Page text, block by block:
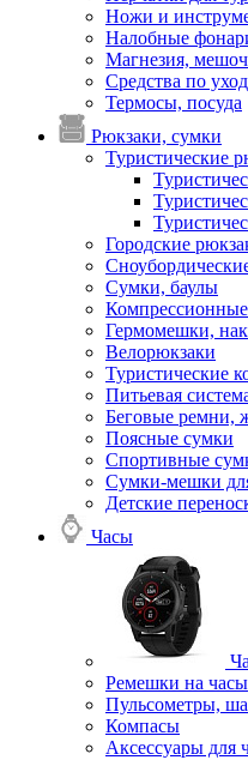
Ножи и
Налобные
Магнезия,
Средства по
Термосы, посуда
Рюкзаки, сумки
Туристические
Городские
Сумки, баулы
Гермомешки,
Велорюкзаки
Туристические
Питьевая
Беговые ремни,
Поясные сумки
Спортивные
Сумки-мешки
Детские
Часы
Ремешки на часы
Пульсометры,
Компасы
Аксессуары для